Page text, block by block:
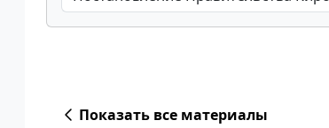
Показать все материалы